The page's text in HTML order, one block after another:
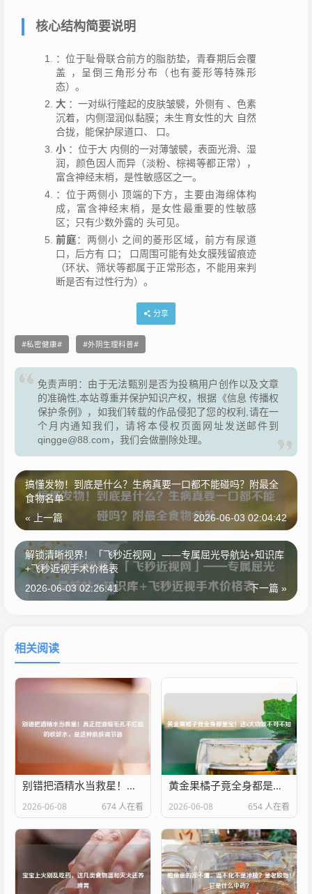
核心结构简要说明
：位于耻骨联合前方的脂肪垫，青春期后会覆
盖 ，呈倒三角形分布（也有菱形等特殊形
态）。
大 ：一对纵行隆起的皮肤皱襞，外侧有 、色素
沉着，内侧湿润似黏膜；未生育女性的大 自然
合拢，能保护尿道口、 口。
小 ：位于大 内侧的一对薄皱襞，表面光滑、湿
润，颜色因人而异（淡粉、棕褐等都正常），
富含神经末梢，是性敏感区之一。
：位于两侧小 顶端的下方，主要由海绵体构
成，富含神经末梢，是女性最重要的性敏感
区；只有少数外露的 头可见。
前庭：两侧小 之间的菱形区域，前方有尿道
口，后方有 口； 口周围可能有处女膜残留痕迹
（环状、筛状等都属于正常形态，不能用来判
断是否有过性行为）。
分享
私密健康 外阴生理科普
免责声明：由于无法甄别是否为投稿用户创作以及文章
的准确性,本站尊重并保护知识产权，根据《信息 传播权
保护条例》，如我们转载的作品侵犯了您的权利,请在一
个月内通知我们，请将本侵权页面网址发送邮件到
qingge@88.com，我们会做删除处理。
搞懂发物！到底是什么？生病真要一口都不能碰吗？附最全
食物名单
« 上一篇 2026-06-03 02:04:42
解锁清晰视界！「飞秒近视网」——专属屈光导航站+知识库
+飞秒近视手术价格表
下一篇 »
2026-06-03 02:26:41
相关阅读
别错把酒精水当救星！真正控油缩毛孔不烂脸的收敛水，是这种肌肤调节器
2026-06-08 674 人在看
黄金果橘子竟全身都是宝！这6大功效不可不知
2026-06-08 654 人在看